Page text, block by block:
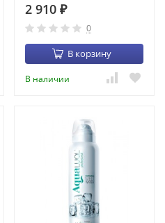
2 910 ₽
0
В корзину
В наличии